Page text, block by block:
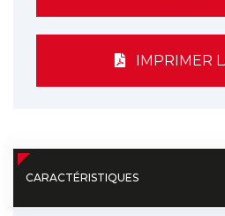
IMPRIMER
CARACTÉRISTIQUES